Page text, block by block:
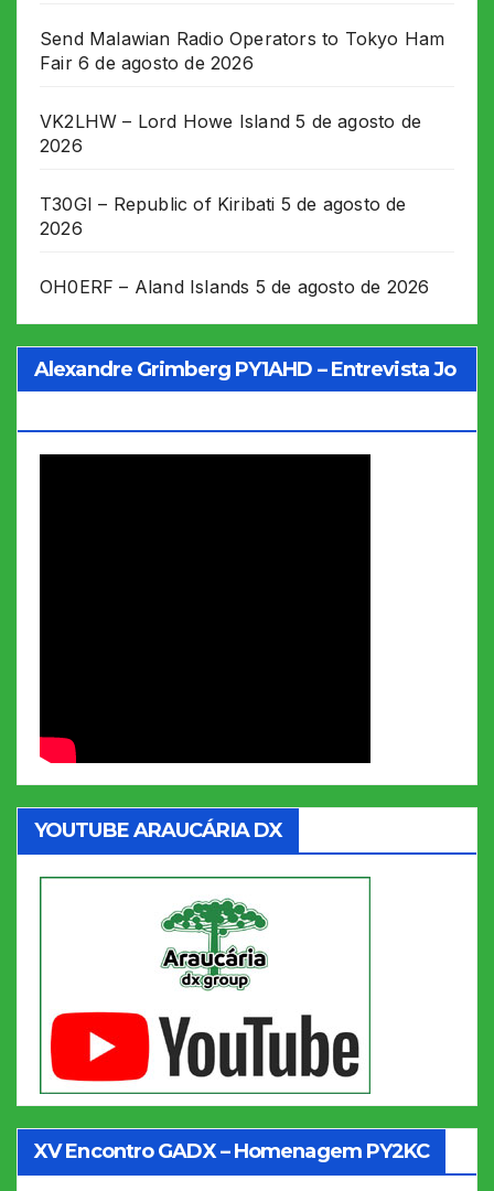
Send Malawian Radio Operators to Tokyo Ham
Fair 6 de agosto de 2026
VK2LHW – Lord Howe Island 5 de agosto de
2026
T30GI – Republic of Kiribati 5 de agosto de
2026
OH0ERF – Aland Islands 5 de agosto de 2026
Alexandre Grimberg PY1AHD – Entrevista Jo
YOUTUBE ARAUCÁRIA DX
XV Encontro GADX – Homenagem PY2KC